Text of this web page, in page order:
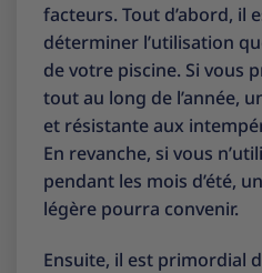
facteurs. Tout d’abord, il
déterminer l’utilisation
de votre piscine. Si vous
tout au long de l’année,
et résistante aux
En revanche, si vous
pendant les mois d’été,
légère pourra convenir.
Ensuite, il est primordial